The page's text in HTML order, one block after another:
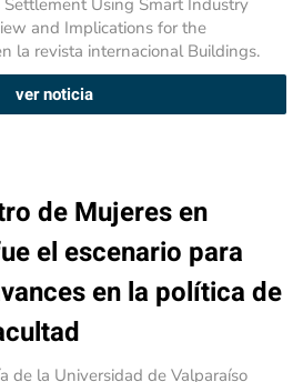
Using Smart Industry
and Implications for the
la revista internacional Buildings.
ver noticia
de Mujeres en
el escenario para
en la política de
de la Universidad de Valparaíso